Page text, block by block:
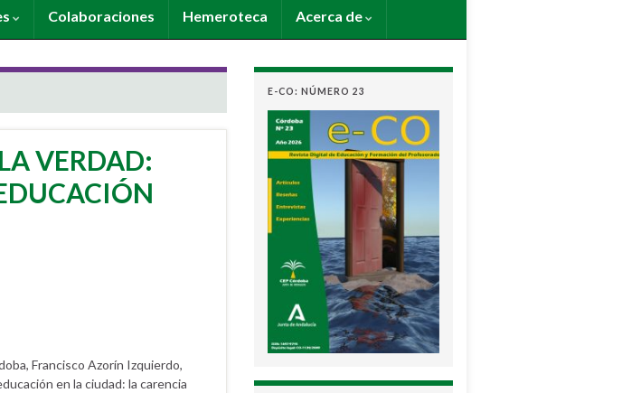
Colaboraciones Hemeroteca Acerca de
VERDAD:
Francisco Azorín Izquierdo,
en la ciudad: la carencia
E-CO: NÚMERO 23